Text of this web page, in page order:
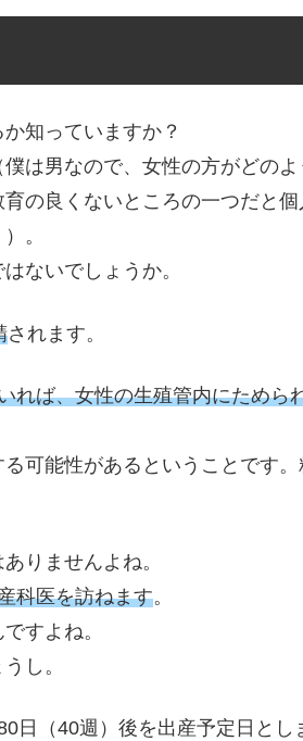
知っていますか？
は男なので、女性の方がどのよ
の良くないところの一つだと個
。
ないでしょうか。
されます。
れば、女性の生殖管内にためら
可能性があるということです。
りませんよね。
科医を訪ねます。
すよね。
し。
日（40週）後を出産予定日とし